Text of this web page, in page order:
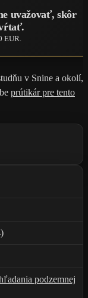
uvažovať, skôr
EUR.
v Snine a okolí,
prútikár pre tento
podzemnej